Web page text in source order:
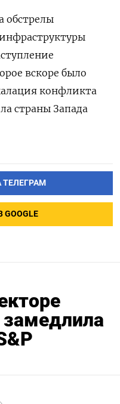
обстрелы
вскоре было
конфликта
страны Запада
ТЕЛЕГРАМ
замедлила